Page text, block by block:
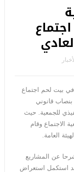
في بيت لحم اجتماع
بنصاب قانوني
للجمعية. حيث
الاجتماع وقام
العامة.
شرحا عن المشاريع
استكمل استعراض